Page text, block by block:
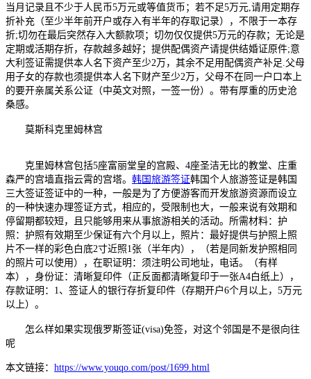
当月记录且不少于人民币5万元或等值货币；若不足5万元,请用定期存
折补充（至少半年前开户或存入有半年的存取记录），不限于一本存
折;切勿在最后突然存入大额款项；切勿仅仅提供5万元的存款；无论是
定期或活期存折，存款越多越好；提供配偶资产请提供结婚证原件;意
大利签证需提供本人名下资产至少2万，其余不足用配偶资产补足.父母
用子女的存款也须提供本人名下财产至少2万，父母不在同一户口本上
的要开亲属关系公证（中英文对照，一签一份）。带有厚重的历史沧
桑感。
莫斯科克里姆林宫
克里姆林宫包括5座富丽堂皇的宫殿、4座圣洁无比的教堂、庄重
森严的宫墙直指云霄的宫塔。 韩国旅游签证韩国个人旅游签证是韩国
三大签证签证中的一种，一般是为了方便游客而开发旅游资源而设立
的一种快速办理签证方式，相应的，受限制也大，一般来说有效期和
停留期都较短，且只能够用来从事旅游相关的活动。所需材料：护
照：护照有效期至少保证有六个月以上，照片：最好提供与护照上照
片不一样的彩色白底2寸近照1张（半年内），（若是同新发护照相同
的照片可以使用），在职证明：须注明公司地址，电话。（有样
本），身份证：清晰复印件（正反面都清晰复印于一张A4白纸上），
存款证明：1、签证人的银行存折复印件（存期开户6个月以上，5万元
以上）。
怎么样如果实现俄罗斯签证(visa)免签，对这个邻国是不是很向往
呢
本文链接： https://www.youqo.com/post/1699.html